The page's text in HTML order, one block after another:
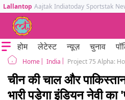
Lallantop Aajtak Indiatoday Sportstak
होम लेटेस्ट न्यूज़ चुनाव
Home India
चीन की चाल और
भारी पड़ेगा इंडियन नेवी